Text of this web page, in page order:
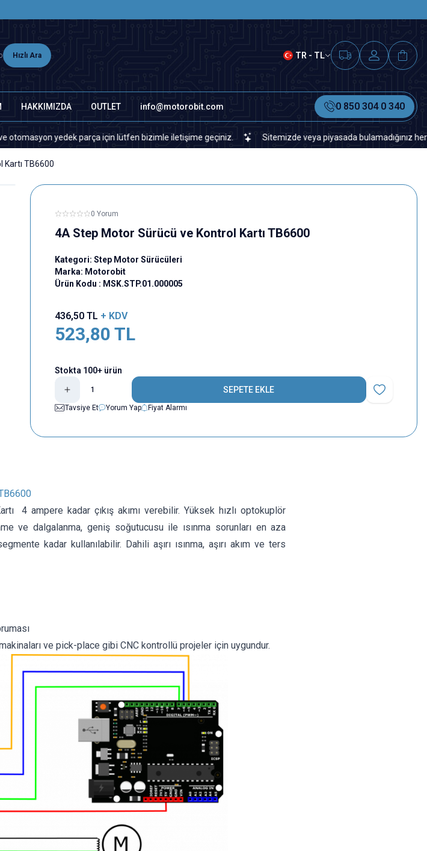
Hızlı Ara TR - TL
HAKKIMIZDA OUTLET info@motorobit.com 0 850 304 0 340
yedek parça için lütfen bizimle iletişime geçiniz. Sitemizde veya piyasada bulamadığınız her türlü
TB6600
0 Yorum
4A Step Motor Sürücü ve Kontrol Kartı TB6600
Kategori: Step Motor Sürücüleri
Marka: Motorobit
Ürün Kodu : MSK.STP.01.000005
436,50TL + KDV
523,80 TL
Stokta 100+ ürün
SEPETE EKLE
Favoriye Ekle
Tavsiye Et
Yorum Yap Fiyat Alarmı
4 ampere kadar çıkış akımı verebilir. Yüksek hızlı optokuplör
ve dalgalanma, geniş soğutucusu ile ısınma sorunları en aza
kadar kullanılabilir. Dahili aşırı ısınma, aşırı akım ve ters
ve pick-place gibi CNC kontrollü projeler için uygundur.